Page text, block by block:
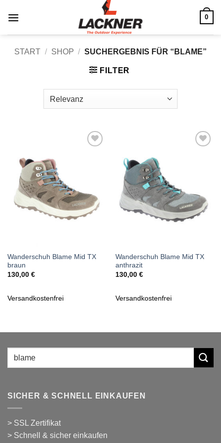
Inhalt
0
START / SHOP / SUCHERGEBNIS FÜR “BLAME”
FILTER
Wanderschuh Blame Mid TX
braun
130,00 €
Versandkostenfrei
Wanderschuh Blame Mid TX
anthrazit
130,00 €
Versandkostenfrei
Suchen
SICHER & SCHNELL EINKAUFEN
> SSL Zertifikat
> Schnell & sicher einkaufen